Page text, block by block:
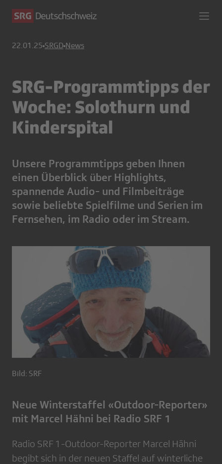
22.01.25 SRGD News
SRG-Programmtipps der
Woche: Solothurn und
Kinderspital
Unsere Programmtipps geben Ihnen
einen Überblick über Highlights,
spannende Audio- und Filmbeiträge
sowie beliebte Spielfilme und Serien im
Fernsehen, im Radio oder im Stream.
Bild: SRF
Neue Winterstaffel «Outdoor-Reporter»
mit Marcel Hähni bei Radio SRF 1
Radio SRF 1-Outdoor-Reporter Marcel Hähni
begibt sich in der neuen Staffel auf winterliche